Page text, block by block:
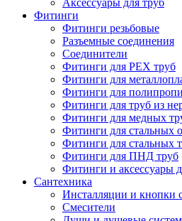
Фитинги
Фитинги резьбовые
Разъемные соединения
Соединители
Фитинги для PEX труб
Фитинги для
Фитинги для
Фитинги для труб из
Фитинги для медных
Фитинги для стальных
Фитинги для стальных
Фитинги для ПНД труб
Фитинги и аксессуары
Сантехника
Инсталляции и кнопки
Смесители